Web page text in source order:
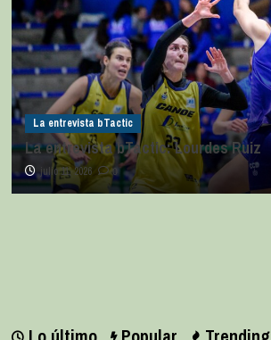
La entrevista bTactic
La entrevista bTactic: Lourdes Ruiz
julio 11, 2026 0